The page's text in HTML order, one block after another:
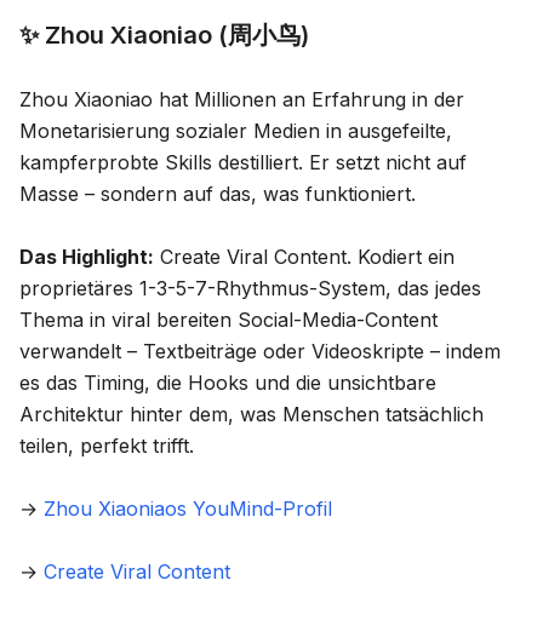
✨ Zhou Xiaoniao (周小鸟)
Zhou Xiaoniao hat Millionen an Erfahrung in der
Monetarisierung sozialer Medien in ausgefeilte,
kampferprobte Skills destilliert. Er setzt nicht auf
Masse – sondern auf das, was funktioniert.
Das Highlight: Create Viral Content. Kodiert ein
proprietäres 1-3-5-7-Rhythmus-System, das jedes
Thema in viral bereiten Social-Media-Content
verwandelt – Textbeiträge oder Videoskripte – indem
es das Timing, die Hooks und die unsichtbare
Architektur hinter dem, was Menschen tatsächlich
teilen, perfekt trifft.
→ Zhou Xiaoniaos YouMind-Profil
→ Create Viral Content